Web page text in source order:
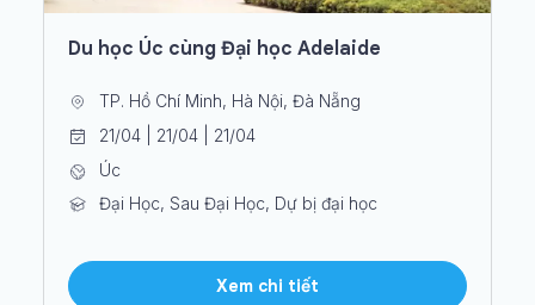
Du học Úc cùng Đại học Adelaide
TP. Hồ Chí Minh, Hà Nội, Đà Nẵng
21/04 | 21/04 | 21/04
Úc
Đại Học, Sau Đại Học, Dự bị đại học
Xem chi tiết